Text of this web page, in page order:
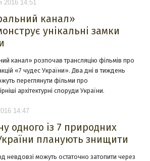
2016 14:51
канал»
унікальні замки
канал» розпочав трансляцію фільмів про
«7 чудес України». Два дні в тиждень
переглянути фільми про
архітектурні споруди України.
14:47
одного із 7 природних
планують знищити
невдовзі можуть остаточно затопити через